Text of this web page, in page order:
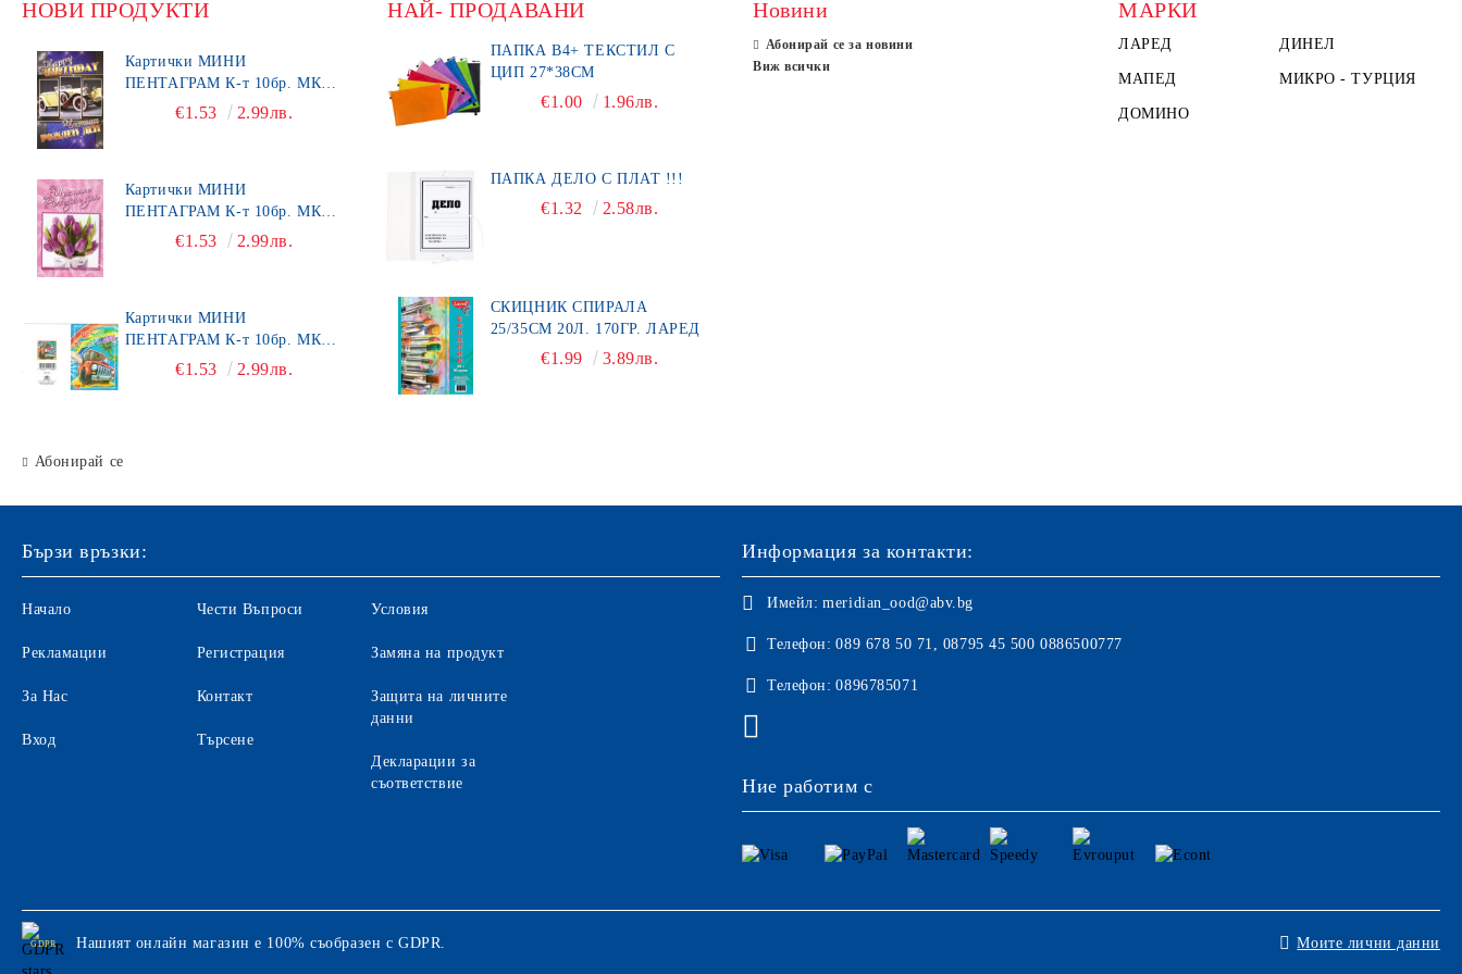
НОВИ ПРОДУКТИ
Картички МИНИ
ПЕНТАГРАМ К-т 10бр. МК
€1.53 2.99лв.
Картички МИНИ
ПЕНТАГРАМ К-т 10бр. МК
€1.53 2.99лв.
Картички МИНИ
ПЕНТАГРАМ К-т 10бр. МК
€1.53 2.99лв.
Абонирай се
НАЙ- ПРОДАВАНИ
ПАПКА В4+ ТЕКСТИЛ С
ЦИП 27*38СМ
€1.00 1.96лв.
ПАПКА ДЕЛО С ПЛАТ !!!
€1.32 2.58лв.
СКИЦНИК СПИРАЛА
25/35СМ 20Л. 170ГР. ЛАРЕД
€1.99 3.89лв.
Новини
Абонирай се за новини
Виж всички
МАРКИ
ЛАРЕД ДИНЕЛ
МАПЕД МИКРО - ТУРЦИЯ
ДОМИНО
Бързи връзки:
Начало
Рекламации
За Нас
Вход
Чести Въпроси
Регистрация
Контакт
Търсене
Условия
Замяна на продукт
Защита на личните
данни
Декларации за
съответствие
Информация за контакти:
Имейл: meridian_ood@abv.bg
Телефон: 089 678 50 71, 08795 45 500 0886500777
Телефон: 0896785071
Ние работим с
GDPR Нашият онлайн магазин е 100% съобразен с GDPR. Моите лични данни